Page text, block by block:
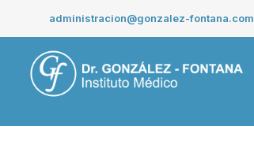
contenido
administracion@gonzalez-fontana.com